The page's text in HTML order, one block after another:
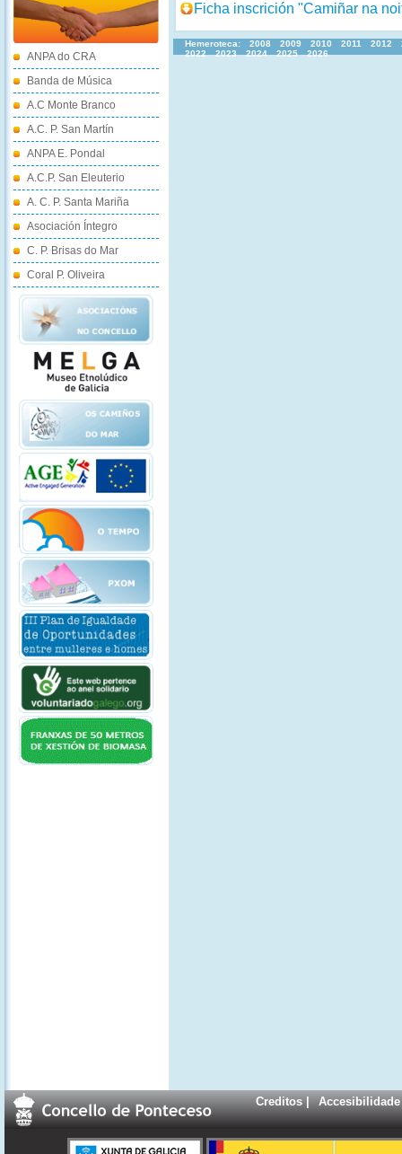
ANPA do CRA
Banda de Música
A.C Monte Branco
A.C. P. San Martín
ANPA E. Pondal
A.C.P. San Eleuterio
A. C. P. Santa Mariña
Asociación Íntegro
C. P. Brisas do Mar
Coral P. Oliveira
Ficha inscrición "Camiñar na
Hemeroteca: 2008 2009 2010 2011 2012
2022
2023 2024 2025 2026
Creditos| Accesibilidade